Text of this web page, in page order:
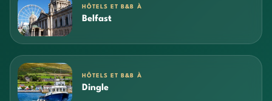
HÔTELS ET B&B À
Belfast
HÔTELS ET B&B À
Dingle